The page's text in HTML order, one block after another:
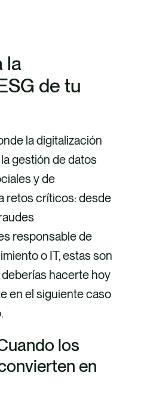
la
de tu
la digitalización
gestión de datos
y de
retos críticos: desde
responsable de
o IT, estas son
hacerte hoy
en el siguiente caso
los
en